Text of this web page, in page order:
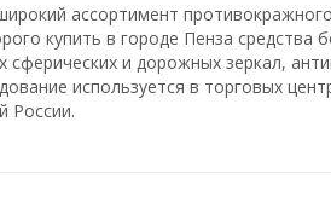
ассортимент
купить в городе Пенза средства
сферических и дорожных зеркал,
используется в торговых
России.